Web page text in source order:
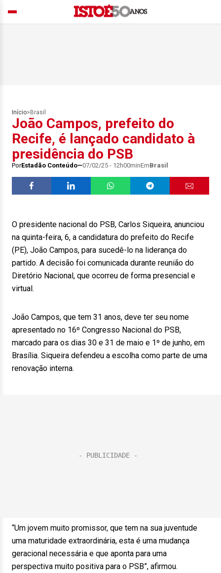
Início> Brasil
João Campos, prefeito do
Recife, é lançado candidato à
presidência do PSB
PorEstadão Conteúdo 07/02/25 - 12h00minEmBrasil
O presidente nacional do PSB, Carlos Siqueira, anunciou
na quinta-feira, 6, a candidatura do prefeito do Recife
(PE), João Campos, para sucedê-lo na liderança do
partido. A decisão foi comunicada durante reunião do
Diretório Nacional, que ocorreu de forma presencial e
virtual.
João Campos, que tem 31 anos, deve ter seu nome
apresentado no 16º Congresso Nacional do PSB,
marcado para os dias 30 e 31 de maio e 1º de junho, em
Brasília. Siqueira defendeu a escolha como parte de uma
renovação interna.
“Um jovem muito promissor, que tem na sua juventude
uma maturidade extraordinária, esta é uma mudança
geracional necessária e que aponta para uma
perspectiva muito positiva para o PSB”, afirmou.